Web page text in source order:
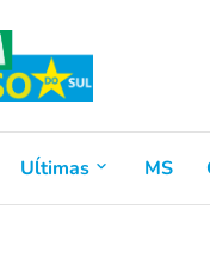
Uĺtimas MS